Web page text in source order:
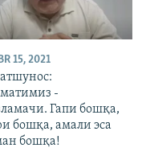
15, 2021
-
Гапи бошқа,
бошқа, амали эса
бошқа!